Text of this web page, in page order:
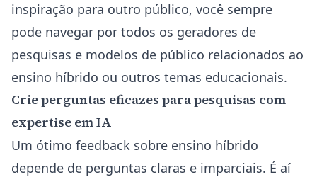
inspiração para outro público, você sempre
pode navegar por todos os geradores de
pesquisas e modelos de público relacionados ao
ensino híbrido ou outros temas educacionais.
Crie perguntas eficazes para pesquisas com
expertise em IA
Um ótimo feedback sobre ensino híbrido
depende de perguntas claras e imparciais. É aí